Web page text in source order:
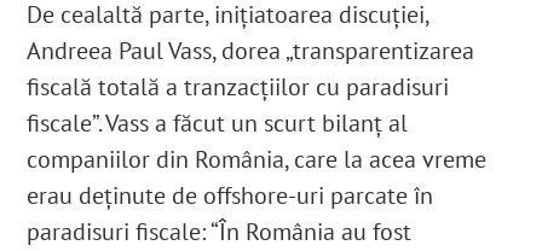
De cealaltă parte, inițiatoarea discuției,
Andreea Paul Vass, dorea „transparentizarea
fiscală totală a tranzacțiilor cu paradisuri
fiscale”. Vass a făcut un scurt bilanț al
companiilor din România, care la acea vreme
erau deținute de offshore-uri parcate în
paradisuri fiscale: “În România au fost